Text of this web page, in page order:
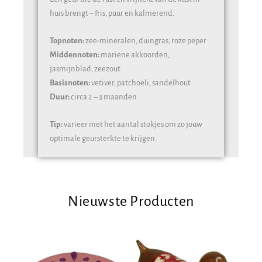
huis brengt – fris, puur en kalmerend.
Topnoten:zee-mineralen, duingras, roze peper
Middennoten: mariene akkoorden,
jasmijnblad, zeezout
Basisnoten:vetiver, patchoeli, sandelhout
Duur:circa 2 – 3 maanden
Tip:varieer met het aantal stokjes om zo jouw
optimale geursterkte te krijgen.
Nieuwste Producten